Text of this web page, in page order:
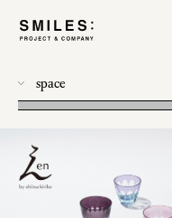
space
all
photo
workshop